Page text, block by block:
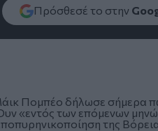
Πρόσθεσέ το στην
Πομπέο δήλωσε σήμερα
«εντός των επόμενων
της